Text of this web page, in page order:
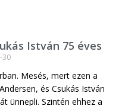
István 75 éves
30
Mesés, mert ezen a
és Csukás István
ünnepli. Szintén ehhez a